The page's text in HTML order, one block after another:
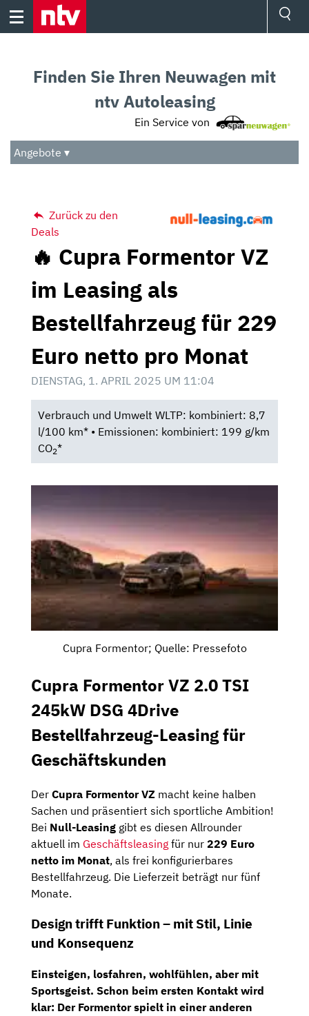
Skip
Audio
Das Beste
Finden Sie Ihren Neuwagen mit
ntv Autoleasing
Ein Service von
Angebote ▾
Zurück zu den
Deals
🔥 Cupra Formentor VZ
im Leasing als
Bestellfahrzeug für 229
Euro netto pro Monat
DIENSTAG, 1. APRIL 2025 UM 11:04
Verbrauch und Umwelt WLTP: kombiniert: 8,7
l/100 km* • Emissionen: kombiniert: 199 g/km
CO2*
Cupra Formentor; Quelle: Pressefoto
Cupra Formentor VZ 2.0 TSI
245kW DSG 4Drive
Bestellfahrzeug-Leasing für
Geschäftskunden
Der Cupra Formentor VZ macht keine halben
Sachen und präsentiert sich sportliche Ambition!
Bei Null-Leasing gibt es diesen Allrounder
aktuell im Geschäftsleasing für nur 229 Euro
netto im Monat, als frei konfigurierbares
Bestellfahrzeug. Die Lieferzeit beträgt nur fünf
Monate.
Design trifft Funktion – mit Stil, Linie
und Konsequenz
Einsteigen, losfahren, wohlfühlen, aber mit
Sportsgeist. Schon beim ersten Kontakt wird
klar: Der Formentor spielt in einer anderen